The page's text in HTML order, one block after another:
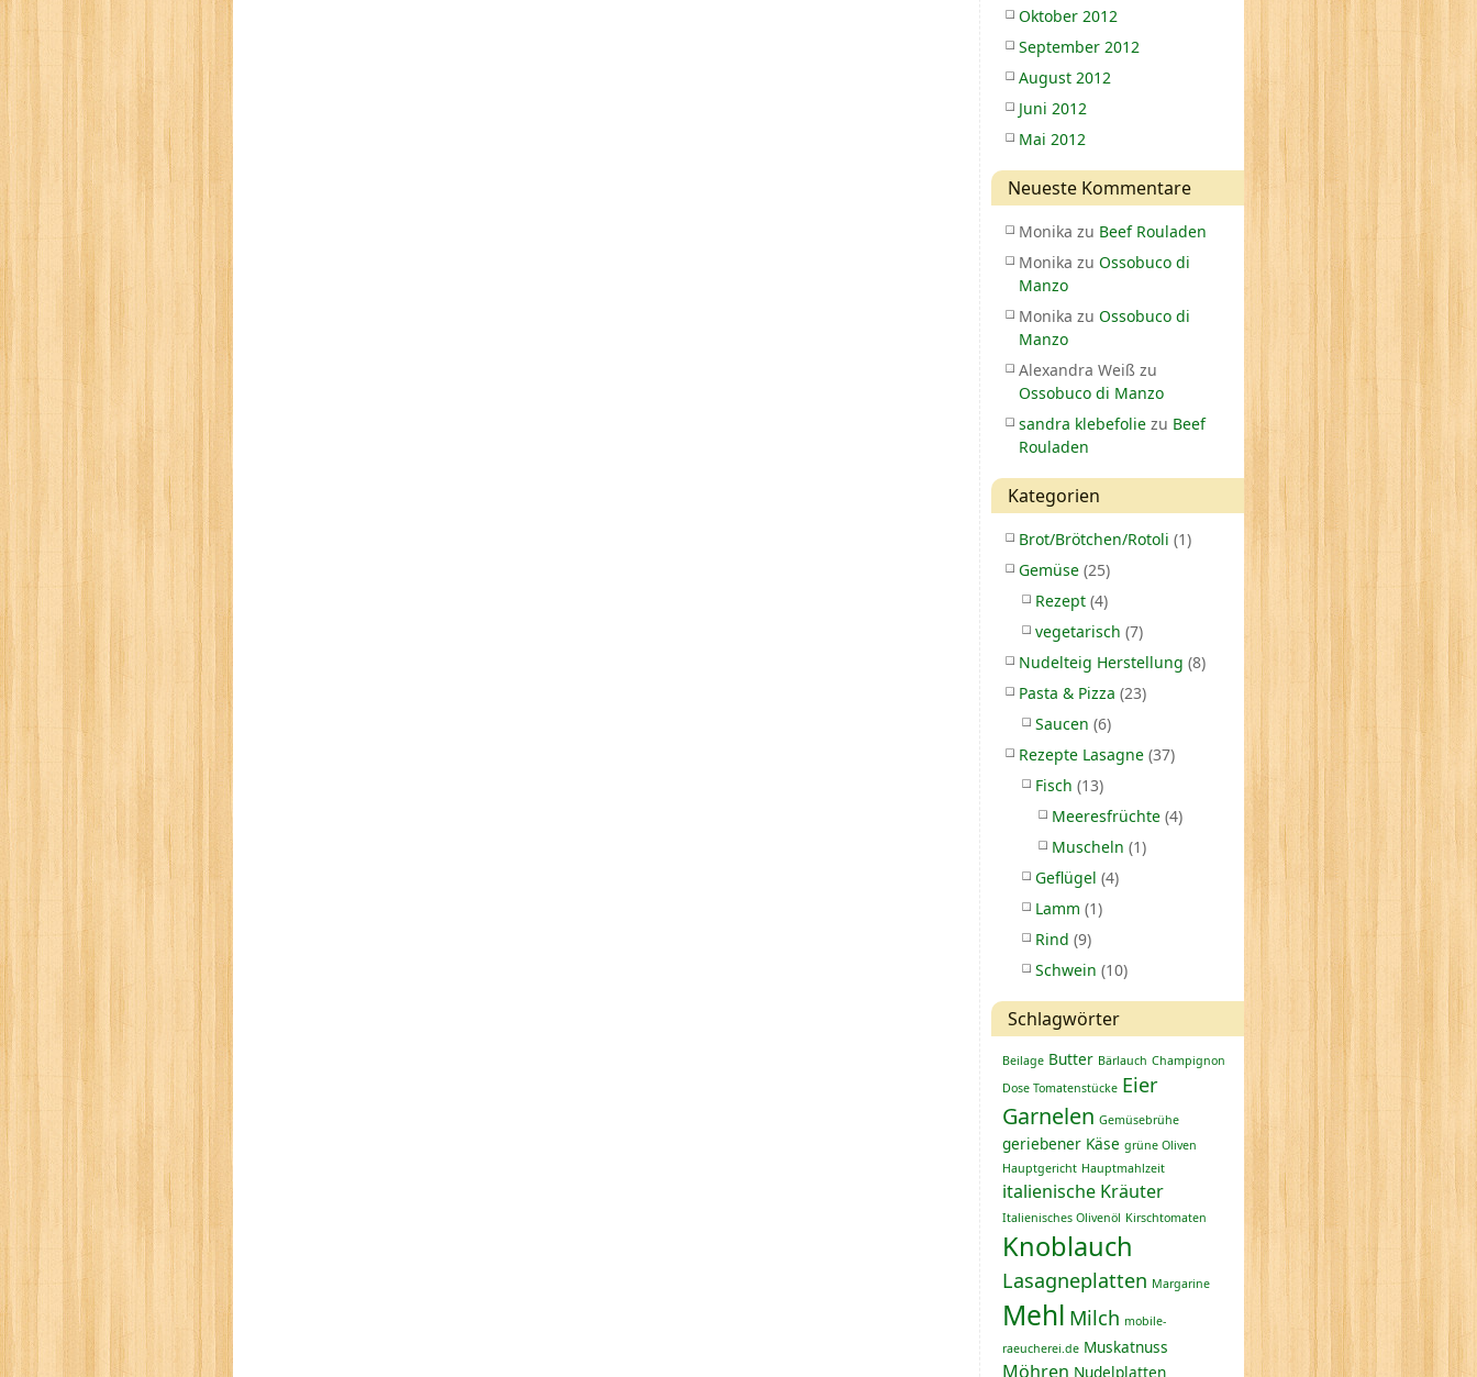
Oktober 2012
September 2012
August 2012
Juni 2012
Mai 2012
Neueste Kommentare
Monika zu Beef Rouladen
Monika zu Ossobuco di
Manzo
Monika zu Ossobuco di
Manzo
Alexandra Weiß zu
Ossobuco di Manzo
sandra klebefolie zu Beef
Rouladen
Kategorien
Brot/Brötchen/Rotoli (1)
Gemüse (25)
Rezept (4)
vegetarisch (7)
Nudelteig Herstellung (8)
Pasta & Pizza (23)
Saucen (6)
Rezepte Lasagne (37)
Fisch (13)
Meeresfrüchte (4)
Muscheln (1)
Geflügel (4)
Lamm (1)
Rind (9)
Schwein (10)
Schlagwörter
Beilage Butter Bärlauch Champignon
Dose Tomatenstücke Eier
Garnelen Gemüsebrühe
geriebener Käse grüne Oliven
Hauptgericht Hauptmahlzeit
italienische Kräuter
Italienisches Olivenöl Kirschtomaten
Knoblauch
Lasagneplatten Margarine
Mehl Milch mobile-
raeucherei.de Muskatnuss
Möhren Nudelplatten